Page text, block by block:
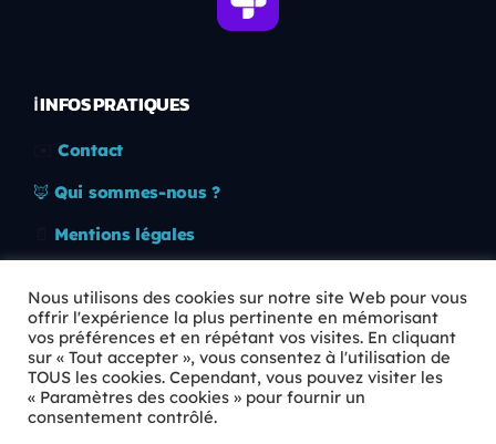
ℹ️ INFOS PRATIQUES
Contact
🦊 Qui sommes-nous ?
Mentions légales
🛡️ RGPD
Copyright © 2026 Animkids. Tous droits réservés.
Nous utilisons des cookies sur notre site Web pour vous
offrir l'expérience la plus pertinente en mémorisant
vos préférences et en répétant vos visites. En cliquant
sur « Tout accepter », vous consentez à l'utilisation de
TOUS les cookies. Cependant, vous pouvez visiter les
« Paramètres des cookies » pour fournir un
consentement contrôlé.